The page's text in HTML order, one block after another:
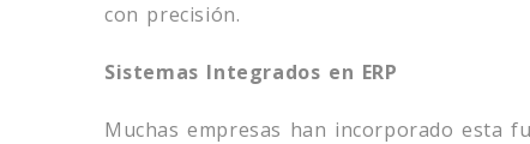
con precisión.
Sistemas Integrados en ERP
Muchas empresas han incorporado esta